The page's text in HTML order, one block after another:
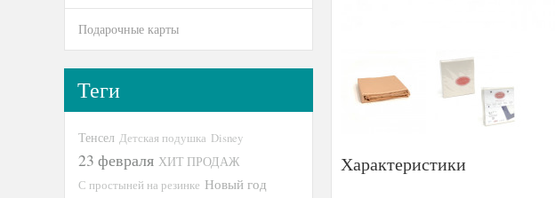
Характеристики
Подарочные карты
Теги
Тенсел Детская подушка Disney
23 февраля ХИТ ПРОДАЖ
С простыней на резинке Новый год